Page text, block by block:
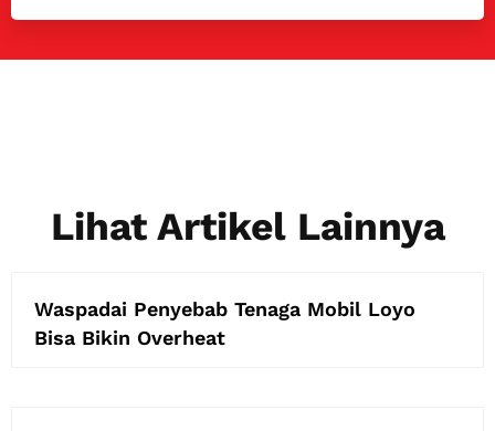
Lihat Artikel Lainnya
Waspadai Penyebab Tenaga Mobil Loyo
Bisa Bikin Overheat